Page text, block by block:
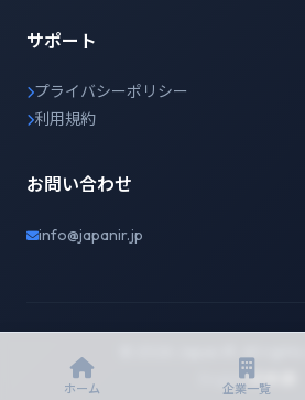
サポート
プライバシーポリシー
利用規約
お問い合わせ
info@japanir.jp
English日本語
ホーム 企業一覧